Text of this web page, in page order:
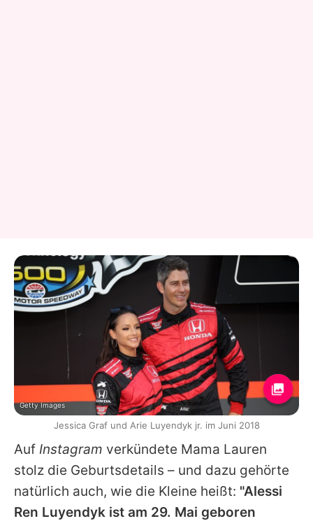
Auf Instagram verkündete Mama Lauren
stolz die Geburtsdetails – und dazu gehörte
natürlich auch, wie die Kleine heißt: "Alessi
Ren Luyendyk ist am 29. Mai geboren
Getty Images
Jessica Graf und Arie Luyendyk jr. im Juni 2018